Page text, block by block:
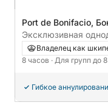
Port de Bonifacio,
Эксклюзивная
Корсика.
Владелец как
8 часов · Для групп до
Гибкое